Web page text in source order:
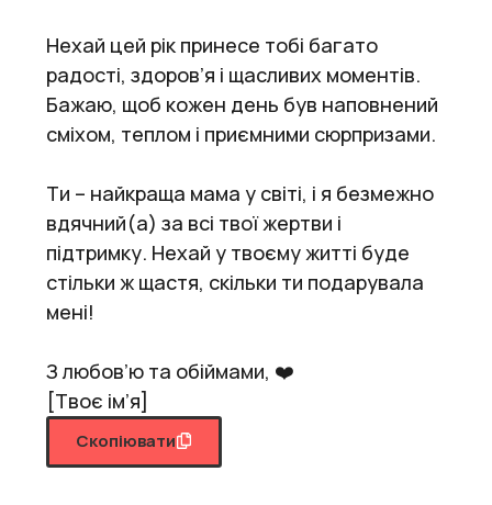
Нехай цей рік принесе тобі багато
радості, здоров’я і щасливих моментів.
Бажаю, щоб кожен день був наповнений
сміхом, теплом і приємними сюрпризами.
Ти – найкраща мама у світі, і я безмежно
вдячний(а) за всі твої жертви і
підтримку. Нехай у твоєму житті буде
стільки ж щастя, скільки ти подарувала
мені!
З любов’ю та обіймами, ❤️
[Твоє ім’я]
Скопіювати